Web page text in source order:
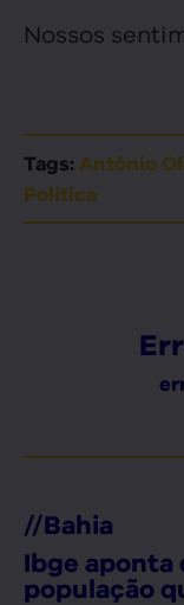
Nossos
Tags: Antônio
Política
//Bahia
Ibge aponta
população